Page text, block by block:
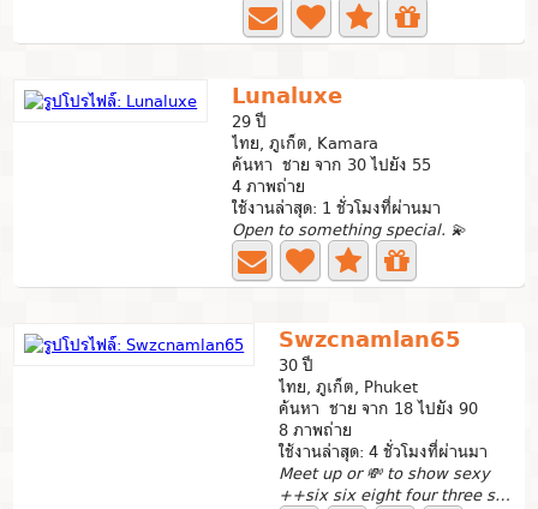
Lunaluxe
29 ปี
ไทย, ภูเก็ต, Kamara
ค้นหา ชาย จาก 30 ไปยัง 55
4 ภาพถ่าย
ใช้งานล่าสุด: 1 ชั่วโมงที่ผ่านมา
Open to something special. 💫
Swzcnamlan65
30 ปี
ไทย, ภูเก็ต, Phuket
ค้นหา ชาย จาก 18 ไปยัง 90
8 ภาพถ่าย
ใช้งานล่าสุด: 4 ชั่วโมงที่ผ่านมา
Meet up or 💸 to show sexy
++six six eight four three six two three six one eighth